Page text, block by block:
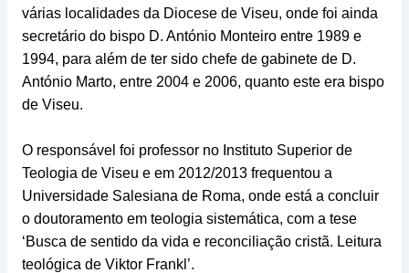
várias localidades da Diocese de Viseu, onde foi ainda
secretário do bispo D. António Monteiro entre 1989 e
1994, para além de ter sido chefe de gabinete de D.
António Marto, entre 2004 e 2006, quanto este era bispo
de Viseu.
O responsável foi professor no Instituto Superior de
Teologia de Viseu e em 2012/2013 frequentou a
Universidade Salesiana de Roma, onde está a concluir
o doutoramento em teologia sistemática, com a tese
‘Busca de sentido da vida e reconciliação cristã. Leitura
teológica de Viktor Frankl’.